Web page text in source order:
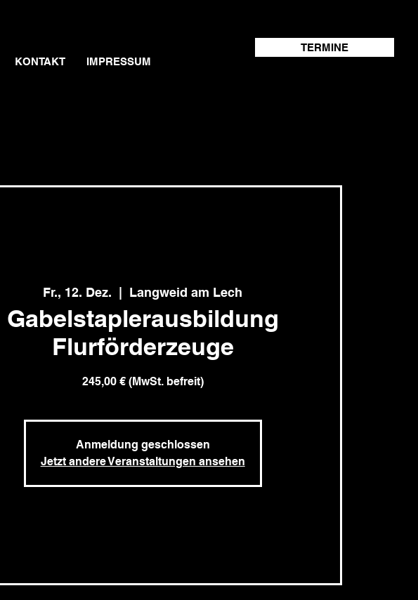
KONTAKT IMPRESSUM
TERMINE
Fr., 12. Dez.
  |
Langweid am Lech
Gabelstaplerausbildung
Flurförderzeuge
245,00 € (MwSt. befreit)
Anmeldung geschlossen
Jetzt andere Veranstaltungen ansehen